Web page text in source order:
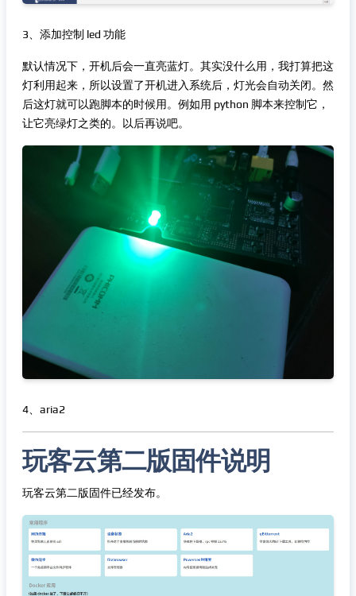
3、添加控制 led 功能
默认情况下，开机后会一直亮蓝灯。其实没什么用，我打算把这
灯利用起来，所以设置了开机进入系统后，灯光会自动关闭。然
后这灯就可以跑脚本的时候用。例如用 python 脚本来控制它，
让它亮绿灯之类的。以后再说吧。
4、aria2
玩客云第二版固件说明
玩客云第二版固件已经发布。